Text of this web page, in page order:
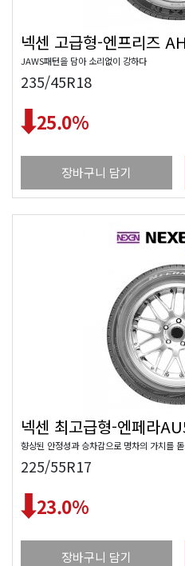
넥센 고급형-엔프리즈
JAWS패턴을 담아 소리없이 강하다
235/45R18
25.0%
장바구니 담기
넥센 최고급형-엔페라
향상된 안정성과 승차감으로 명차의 가치를
225/55R17
23.0%
장바구니 담기